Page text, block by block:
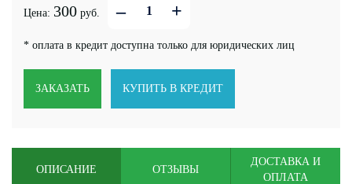
Цена: 300 руб. – +
* оплата в кредит доступна только для юридических лиц
ЗАКАЗАТЬ КУПИТЬ В КРЕДИТ
ОПИСАНИЕ ОТЗЫВЫ
ДОСТАВКА И
ОПЛАТА